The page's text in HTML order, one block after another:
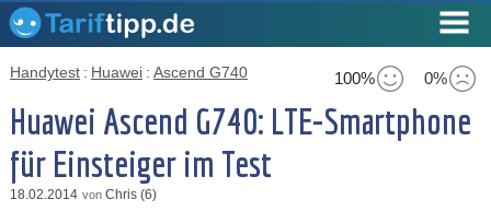
100% 0%
Handytest : Huawei : Ascend G740
Huawei Ascend G740: LTE-Smartphone
für Einsteiger im Test
18.02.2014 von Chris (6)